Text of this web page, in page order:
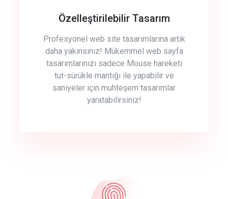
Özelleştirilebilir Tasarım
Profesyonel web site tasarımlarına artık
daha yakınsınız! Mükemmel web sayfa
tasarımlarınızı sadece Mouse hareketi
tut-sürükle mantığı ile yapabilir ve
saniyeler için muhteşem tasarımlar
yaratabilirsiniz!